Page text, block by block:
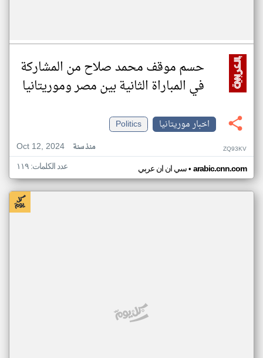
حسم موقف محمد صلاح من المشاركة
في المباراة الثانية بين مصر وموريتانيا
اخبار موريتانيا
Politics
Oct 12, 2024
منذ سنة ZQ93KV
سي ان ان عربي• arabic.cnn.com عدد الكلمات: ١١٩